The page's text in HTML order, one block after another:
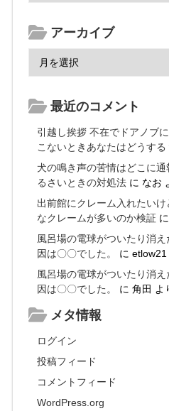
アーカイブ
最近のコメント
引越し挨拶 不在でドアノブ
こないときあなたはどうする
犬の鳴き声の苦情はどこに
るさいときの対処法 に なお
出前館にクレーム入れたい
なクレームが多いのか検証
風呂場の電球がついたり消
因は〇〇でした。
にetlow21
風呂場の電球がついたり消
因は〇〇でした。
に角田 よ
メタ情報
ログイン
投稿フィード
コメントフィード
WordPress.org